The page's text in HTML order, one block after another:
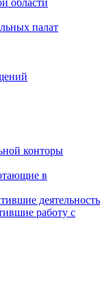
области
палат
конторы
в
деятельность
работу с